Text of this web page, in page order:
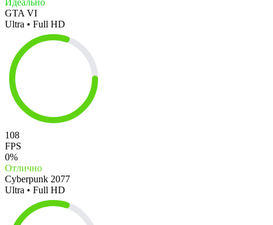
GTA VI
Ultra • Full HD
108
FPS
0%
Отлично
Cyberpunk 2077
Ultra • Full HD